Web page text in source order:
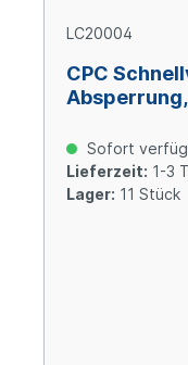
LC20004
CPC
Sofort
Lieferzeit: 1-3
Lager: 11 Stück